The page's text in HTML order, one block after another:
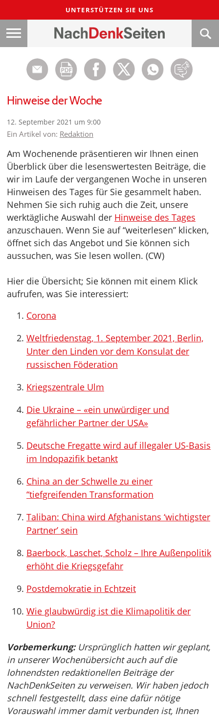
UNTERSTÜTZEN SIE UNS
Hinweise der Woche
12. September 2021 um 9:00
Ein Artikel von: Redaktion
Am Wochenende präsentieren wir Ihnen einen
Überblick über die lesenswertesten Beiträge, die
wir im Laufe der vergangenen Woche in unseren
Hinweisen des Tages für Sie gesammelt haben.
Nehmen Sie sich ruhig auch die Zeit, unsere
werktägliche Auswahl der Hinweise des Tages
anzuschauen. Wenn Sie auf “weiterlesen” klicken,
öffnet sich das Angebot und Sie können sich
aussuchen, was Sie lesen wollen. (CW)
Hier die Übersicht; Sie können mit einem Klick
aufrufen, was Sie interessiert:
Corona
Weltfriedenstag, 1. September 2021, Berlin,
Unter den Linden vor dem Konsulat der
russischen Föderation
Kriegszentrale Ulm
Die Ukraine – «ein unwürdiger und
gefährlicher Partner der USA»
Deutsche Fregatte wird auf illegaler US-Basis
im Indopazifik betankt
China an der Schwelle zu einer
“tiefgreifenden Transformation
Taliban: China wird Afghanistans ‘wichtigster
Partner’ sein
Baerbock, Laschet, Scholz – Ihre Außenpolitik
erhöht die Kriegsgefahr
Postdemokratie in Echtzeit
Wie glaubwürdig ist die Klimapolitik der
Union?
Vorbemerkung:Ursprünglich hatten wir geplant,
in unserer Wochenübersicht auch auf die
lohnendsten redaktionellen Beiträge der
NachDenkSeiten zu verweisen. Wir haben jedoch
schnell festgestellt, dass eine dafür nötige
Vorauswahl immer damit verbunden ist, Ihnen